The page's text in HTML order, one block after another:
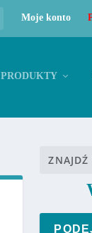
Moje konto
PRODUKTY